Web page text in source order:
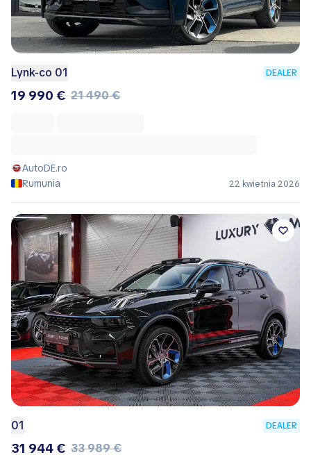
Lynk-co 01 DEALER
19 990 € 21 490 €
AutoDE.ro
Rumunia
22 kwietnia 2026
01 DEALER
31 944 € 33 989 €